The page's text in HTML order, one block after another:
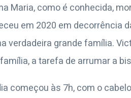
Maria, como é conhecida,
em 2020 em decorrência
verdadeira grande família.
a tarefa de arrumar a
começou às 7h, com o